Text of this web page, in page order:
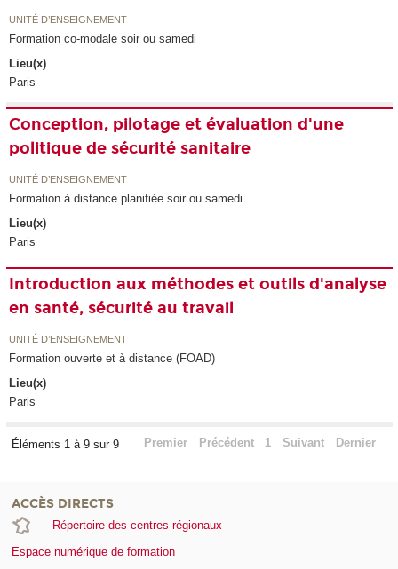
UNITÉ D’ENSEIGNEMENT
Formation co-modale soir ou samedi
Lieu(x)
Paris
Conception, pilotage et évaluation d'une
politique de sécurité sanitaire
UNITÉ D’ENSEIGNEMENT
Formation à distance planifiée soir ou samedi
Lieu(x)
Paris
Introduction aux méthodes et outils d'analyse
en santé, sécurité au travail
UNITÉ D’ENSEIGNEMENT
Formation ouverte et à distance (FOAD)
Lieu(x)
Paris
Éléments 1 à 9 sur 9 Premier Précédent 1 Suivant Dernier
ACCÈS DIRECTS
Répertoire des centres régionaux
Espace numérique de formation